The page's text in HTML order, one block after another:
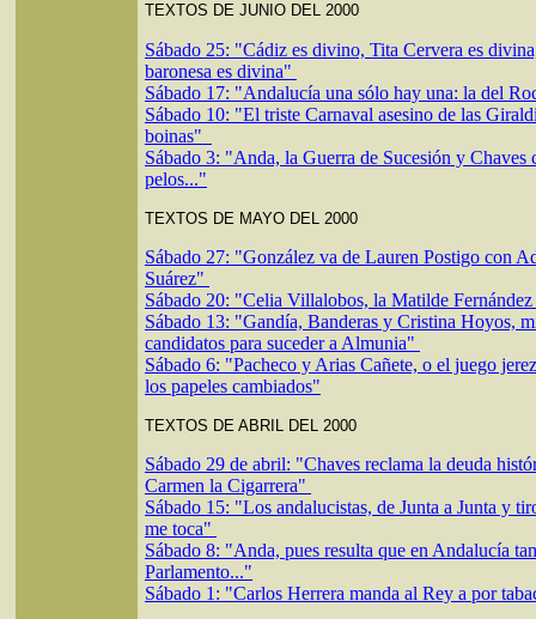
TEXTOS DE JUNIO DEL 2000
Sábado 25: "Cádiz es divino, Tita Cervera es
baronesa es divina"
Sábado 17: "Andalucía una sólo hay una: la del
Sábado 10: "El triste Carnaval asesino de las
boinas"
Sábado 3: "Anda, la Guerra de Sucesión y Chaves
pelos..."
TEXTOS DE MAYO DEL 2000
Sábado 27: "González va de Lauren Postigo con
Suárez"
Sábado 20: "Celia Villalobos, la Matilde
Sábado 13: "Gandía, Banderas y Cristina Hoyos,
candidatos para suceder a Almunia"
Sábado 6: "Pacheco y Arias Cañete, o el juego
los papeles cambiados"
TEXTOS DE ABRIL DEL 2000
Sábado 29 de abril: "Chaves reclama la deuda
Carmen la Cigarrera"
Sábado 15: "Los andalucistas, de Junta a Junta y
me toca"
Sábado 8: "Anda, pues resulta que en Andalucía
Parlamento..."
Sábado 1: "Carlos Herrera manda al Rey a por